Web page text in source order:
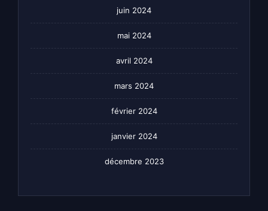
juin 2024
mai 2024
avril 2024
mars 2024
février 2024
janvier 2024
décembre 2023